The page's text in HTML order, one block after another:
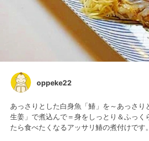
oppeke22
あっさりとした白身魚「鰆」を～あっさり
生姜」で煮込んで＝身をしっとり＆ふっく
たら食べたくなるアッサリ鰆の煮付けです。